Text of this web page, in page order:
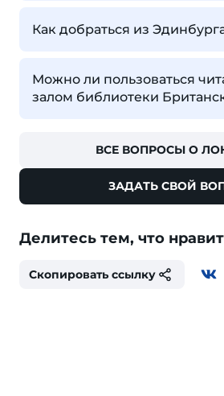
Как добраться из
Можно ли пользоваться
залом библиотеки
ВСЕ ВОПРОСЫ О
ЗАДАТЬ СВОЙ
Делитесь тем, что
Скопировать ссылку